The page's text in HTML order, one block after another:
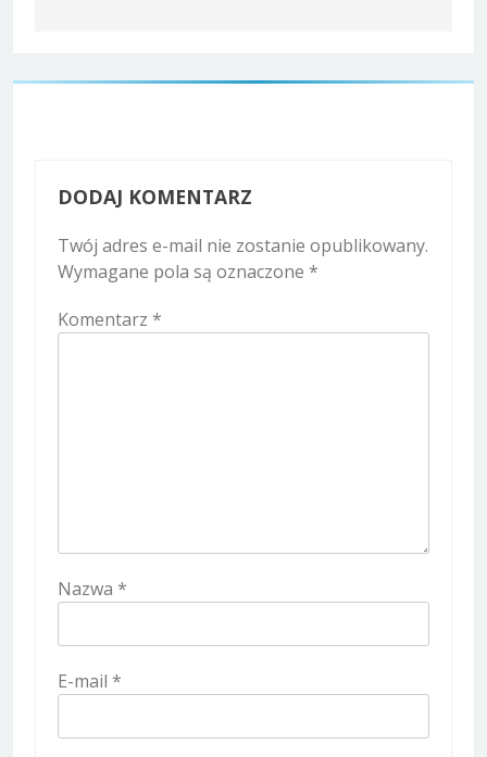
DODAJ KOMENTARZ
Twój adres e-mail nie zostanie opublikowany.
Wymagane pola są oznaczone *
Komentarz *
Nazwa *
E-mail *